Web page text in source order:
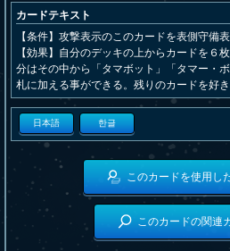
カードテキスト
【条件】攻撃表示のこのカードを表側守備
【効果】自分のデッキの上からカードを６
分はその中から「タマボット」「タマー・
札に加える事ができる。残りのカードを好
日本語 한글
このカードを使用し
このカードの関連